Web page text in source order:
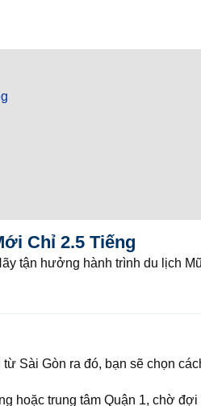
Chỉ 2.5 Tiếng
tận hưởng hành trình du lịch
Sài Gòn ra đó, bạn sẽ chọn
hoặc trung tâm Quận 1, chờ